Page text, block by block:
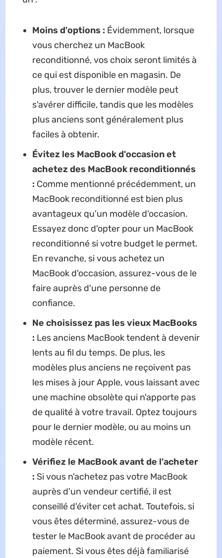
Moins d'options : Évidemment, lorsque
vous cherchez un MacBook
reconditionné, vos choix seront limités à
ce qui est disponible en magasin. De
plus, trouver le dernier modèle peut
s'avérer difficile, tandis que les modèles
plus anciens sont généralement plus
faciles à obtenir.
Évitez les MacBook d'occasion et
achetez des MacBook reconditionnés
: Comme mentionné précédemment, un
MacBook reconditionné est bien plus
avantageux qu'un modèle d'occasion.
Essayez donc d'opter pour un MacBook
reconditionné si votre budget le permet.
En revanche, si vous achetez un
MacBook d'occasion, assurez-vous de le
faire auprès d'une personne de
confiance.
Ne choisissez pas les vieux MacBooks
: Les anciens MacBook tendent à devenir
lents au fil du temps. De plus, les
modèles plus anciens ne reçoivent pas
les mises à jour Apple, vous laissant avec
une machine obsolète qui n'apporte pas
de qualité à votre travail. Optez toujours
pour le dernier modèle, ou au moins un
modèle récent.
Vérifiez le MacBook avant de l'acheter
: Si vous n'achetez pas votre MacBook
auprès d'un vendeur certifié, il est
conseillé d'éviter cet achat. Toutefois, si
vous êtes déterminé, assurez-vous de
tester le MacBook avant de procéder au
paiement. Si vous êtes déjà familiarisé